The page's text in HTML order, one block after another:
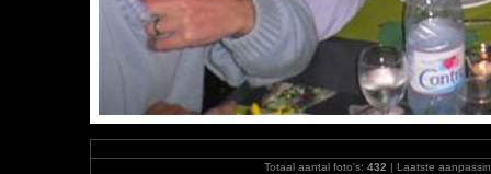
Totaal aantal foto's: 432 | Laatste